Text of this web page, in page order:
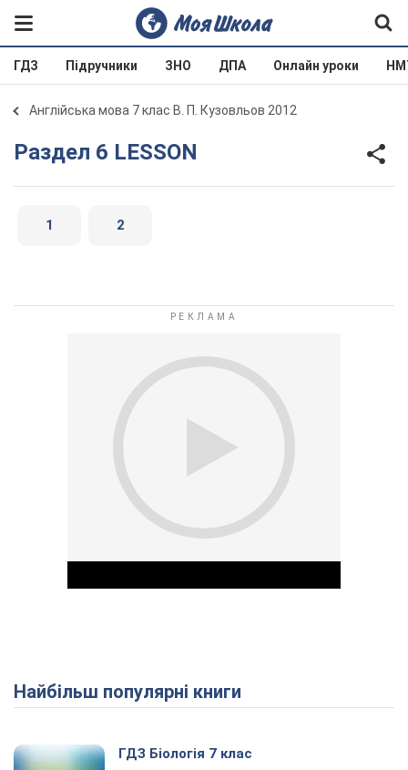
ГДЗ Підручники ЗНО ДПА Онлайн уроки
Англійська мова 7 клас В. П. Кузовльов 2012
Раздел 6 LESSON
1 2
Play Video
Найбільш популярні книги
ГДЗ Біологія 7 клас